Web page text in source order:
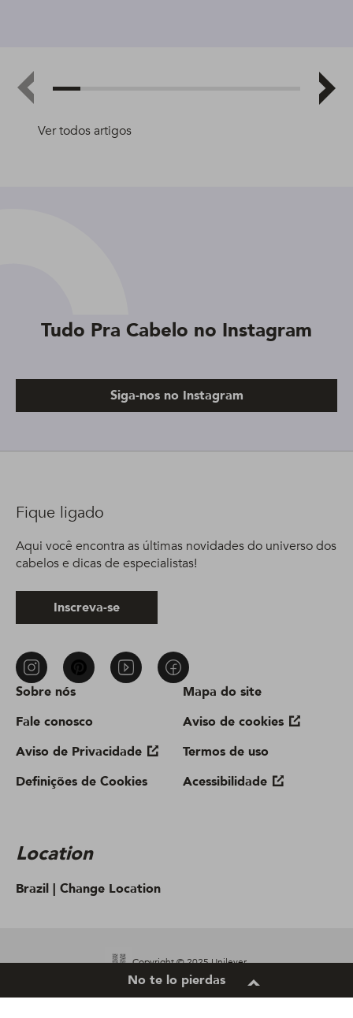
Ver todos artigos
Tudo Pra Cabelo no Instagram
Siga-nos no Instagram
Sobre nós
Fale conosco
Aviso de Privacidade
Definições de Cookies
Mapa do site
Aviso de cookies
Termos de uso
Acessibilidade
Location
Brazil | Change Location
Fique ligado
Aqui você encontra as últimas novidades do universo dos
cabelos e dicas de especialistas!
Inscreva-se
Copyright © 2025 Unilever.
No te lo pierdas